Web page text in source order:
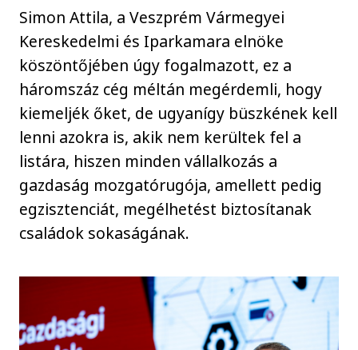
Simon Attila, a Veszprém Vármegyei
Kereskedelmi és Iparkamara elnöke
köszöntőjében úgy fogalmazott, ez a
háromszáz cég méltán megérdemli, hogy
kiemeljék őket, de ugyanígy büszkének kell
lenni azokra is, akik nem kerültek fel a
listára, hiszen minden vállalkozás a
gazdaság mozgatórugója, amellett pedig
egzisztenciát, megélhetést biztosítanak
családok sokaságának.